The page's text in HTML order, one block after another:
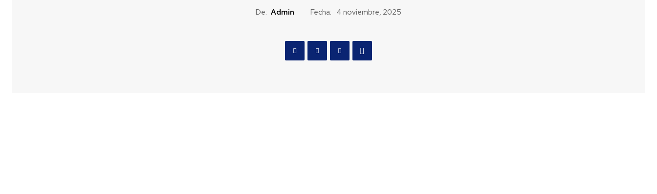
De: Admin Fecha: 4 noviembre, 2025